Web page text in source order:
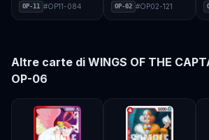
OP-11 #OP11-084 OP-02 #OP02-121
Altre carte di WINGS OF THE
OP-06